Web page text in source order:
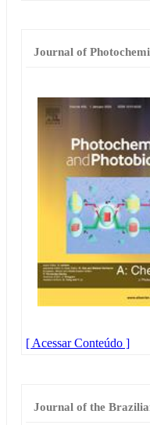
Journal of
[ Acessar Conteúdo ]
Journal of the